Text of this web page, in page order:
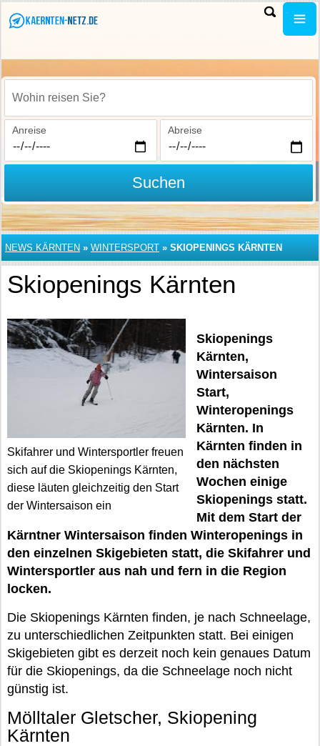
Wohin reisen Sie?
Anreise Abreise
Suchen
NEWS KÄRNTEN » WINTERSPORT » SKIOPENINGS KÄRNTEN
Skiopenings Kärnten
Skifahrer und Wintersportler freuen
sich auf die Skiopenings Kärnten,
diese läuten gleichzeitig den Start
der Wintersaison ein
Skiopenings
Kärnten,
Wintersaison
Start,
Winteropenings
Kärnten. In
Kärnten finden in
den nächsten
Wochen einige
Skiopenings statt.
Mit dem Start der
Kärntner Wintersaison finden Winteropenings in
den einzelnen Skigebieten statt, die Skifahrer und
Wintersportler aus nah und fern in die Region
locken.
Die Skiopenings Kärnten finden, je nach Schneelage,
zu unterschiedlichen Zeitpunkten statt. Bei einigen
Skigebieten gibt es derzeit noch kein genaues Datum
für die Skiopenings, da die Schneelage noch nicht
günstig ist.
Mölltaler Gletscher, Skiopening
Kärnten